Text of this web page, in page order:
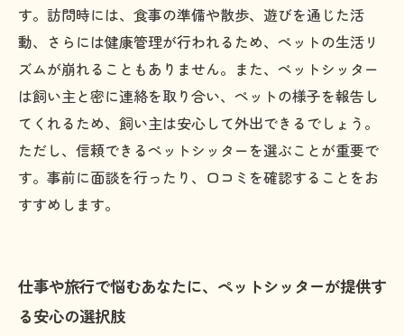
す。訪問時には、食事の準備や散歩、遊びを通じた活
動、さらには健康管理が行われるため、ペットの生活リ
ズムが崩れることもありません。また、ペットシッター
は飼い主と密に連絡を取り合い、ペットの様子を報告し
てくれるため、飼い主は安心して外出できるでしょう。
ただし、信頼できるペットシッターを選ぶことが重要で
す。事前に面談を行ったり、口コミを確認することをお
すすめします。
仕事や旅行で悩むあなたに、ペットシッターが提供す
る安心の選択肢